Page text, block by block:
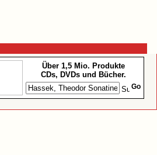
Über 1,5 Mio. Produkte
CDs, DVDs und Bücher.
Go